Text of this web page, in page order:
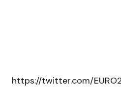
https://twitter.com/